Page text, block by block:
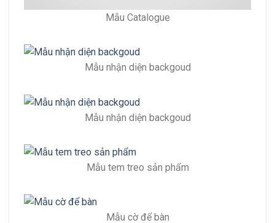
Mẫu Catalogue
Mẫu nhận diện backgoud
Mẫu nhận diện backgoud
Mẫu tem treo sản phẩm
Mẫu cờ để bàn